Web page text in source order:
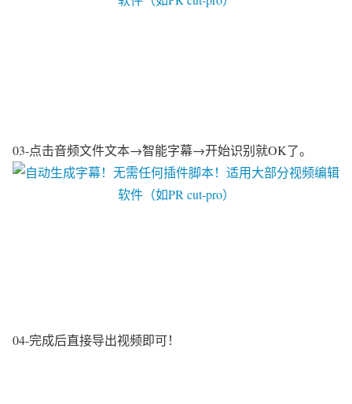
03-点击音频文件文本→智能字幕→开始识别就OK了。
04-完成后直接导出视频即可！